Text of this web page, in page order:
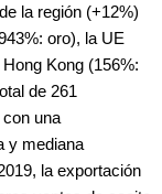
la región (+12%)
oro), la UE
Kong (156%:
de 261
una
y mediana
la exportación